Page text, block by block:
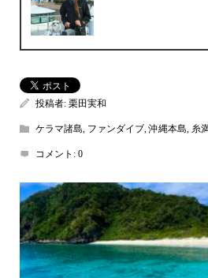
投稿者: 栗田実和
ケラマ諸島 ファンダイブ,沖縄本島 糸
コメント: 0